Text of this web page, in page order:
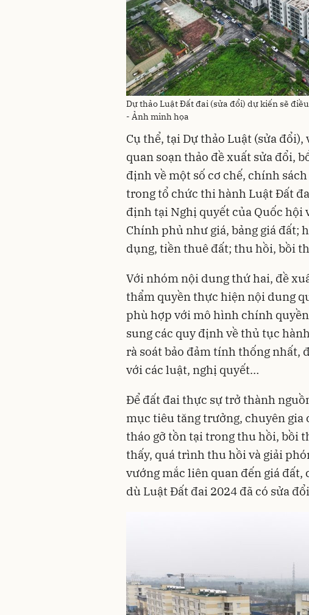
Dự thảo Luật Đất đai (sửa đổi) dự kiến sẽ
- Ảnh minh họa
Cụ thể, tại Dự thảo Luật (sửa
quan soạn thảo đề xuất sửa đổi,
định về một số cơ chế, chính
trong tổ chức thi hành Luật Đất
định tại Nghị quyết của Quốc hội
Chính phủ như giá, bảng giá đất;
dụng, tiền thuê đất; thu hồi, bồi
Với nhóm nội dung thứ hai, đề
thẩm quyền thực hiện nội dung
phù hợp với mô hình chính
sung các quy định về thủ tục
rà soát bảo đảm tính thống nhất,
với các luật, nghị quyết…
Để đất đai thực sự trở thành
mục tiêu tăng trưởng, chuyên gia
tháo gỡ tồn tại trong thu hồi, bồi
thấy, quá trình thu hồi và giải
vướng mắc liên quan đến giá
dù Luật Đất đai 2024 đã có sửa